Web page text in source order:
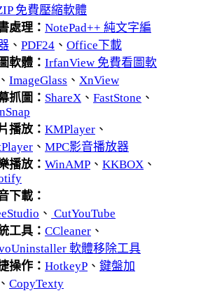
免費壓縮軟體
處理： NotePad++ 純文字編
、 PDF24 、 Office下載
軟體： IrfanView 免費看圖軟
、 ImageGlass 、 XnView
抓圖： ShareX 、 FastStone 、
播放： KMPlayer 、
、 MPC影音播放器
播放： WinAMP 、 KKBOX 、
下載：
、 CutYouTube
工具： CCleaner 、
軟體移除工具
操作： HotkeyP 、 鍵盤加
、 CopyTexty